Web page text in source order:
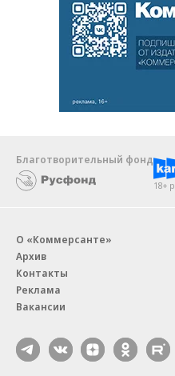
Благотворительный фонд
18+
О «Коммерсанте»
Архив
Контакты
Реклама
Вакансии